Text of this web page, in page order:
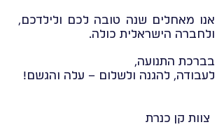
צוות קן כנרת
אנו מאחלים שנה טובה לכם ולילדכם,
ולחברה הישראלית כולה.
בברכת התנועה,
לעבודה, להגנה ולשלום – עלה והגשם!